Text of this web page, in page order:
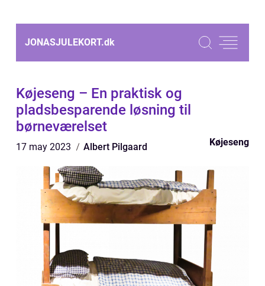
JONASJULEKORT.dk
Køjeseng – En praktisk og
pladsbesparende løsning til
børneværelset
17 may 2023 Albert Pilgaard Køjeseng